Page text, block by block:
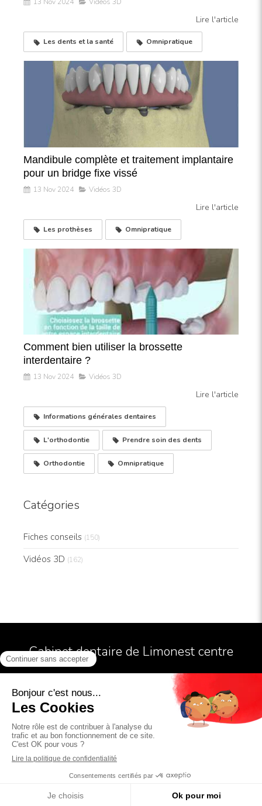
13 Nov 2024 Vidéos 3D
Lire l'article
Les dents et la santé Omnipratique
Mandibule complète et traitement implantaire
pour un bridge fixe vissé
13 Nov 2024 Vidéos 3D
Lire l'article
Les prothèses Omnipratique
Comment bien utiliser la brossette
interdentaire ?
13 Nov 2024 Vidéos 3D
Lire l'article
Informations générales dentaires
L'orthodontie Prendre soin des dents
Orthodontie Omnipratique
Catégories
Fiches conseils (150)
Vidéos 3D (162)
Cabinet dentaire de Limonest centre
Conditions Générales Utilisation
Politiques de confidentialité et charte cookie
5 rue Doncaster
Création par